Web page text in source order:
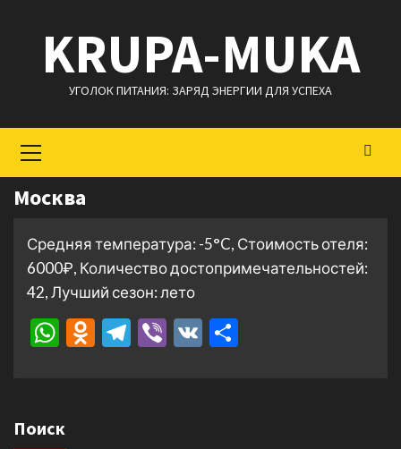
содержимому
KRUPA-MUKA
УГОЛОК ПИТАНИЯ: ЗАРЯД ЭНЕРГИИ ДЛЯ УСПЕХА
меню
Москва
Средняя температура: -5°C, Стоимость отеля:
6000₽, Количество достопримечательностей:
42, Лучший сезон: лето
WhatsApp
Odnoklassniki
Telegram
Viber
VK
Поиск